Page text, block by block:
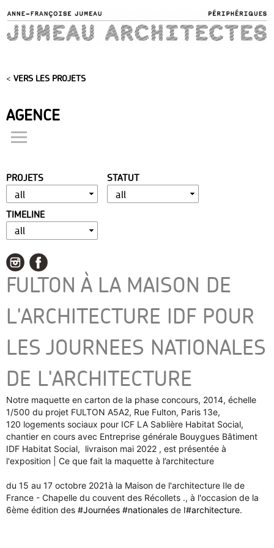
main
content
< VERS LES PROJETS
AGENCE
présentation
distinctions
publications
portfolio
contact
PROJETS STATUT
TIMELINE
FULTON À LA MAISON DE
L'ARCHITECTURE IDF POUR
LES JOURNEES NATIONALES
DE L'ARCHITECTURE
Notre maquette en carton de la phase concours, 2014, échelle
1/500 du projet FULTON A5A2, Rue Fulton, Paris 13e,
120 logements sociaux pour ICF LA Sablière Habitat Social,
chantier en cours avec Entreprise générale Bouygues Bâtiment
IDF Habitat Social, livraison mai 2022 , est présentée à
l'exposition | Ce que fait la maquette à l’architecture
du 15 au 17 octobre 2021à la Maison de l'architecture Ile de
France - Chapelle du couvent des Récollets ., à l'occasion de la
6ème édition des #Journées #nationales de l’#architecture.